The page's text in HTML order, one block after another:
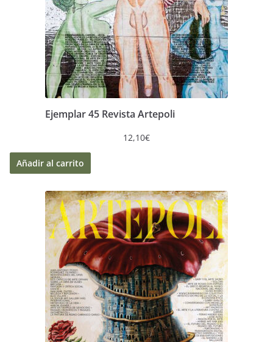
Ejemplar 45 Revista Artepoli
12,10€
Añadir al carrito